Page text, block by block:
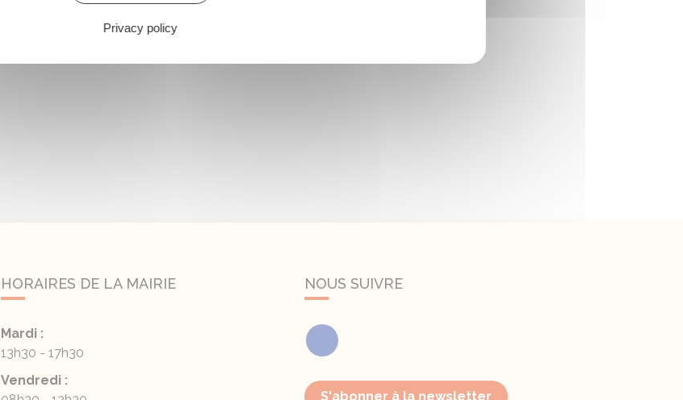
HORAIRES DE LA MAIRIE
Mardi :
13h30 - 17h30
Vendredi :
NOUS SUIVRE
Facebook
S'abonner à la newsletter
Privacy policy